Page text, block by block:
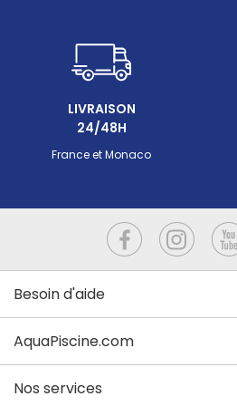
LIVRAISON
24/48H
France et Monaco
Besoin d'aide
AquaPiscine.com
Nos services